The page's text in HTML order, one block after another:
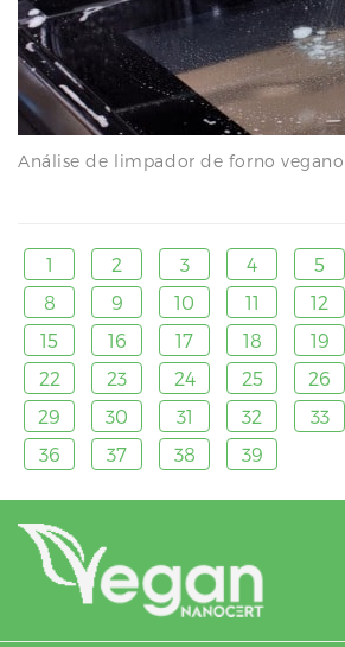
Análise de limpador de forno vegano
1 2 3 4 5
8
9 10 11 12
15
16 17 18 19
22
23 24 25 26
29
30 31 32 33
36
37 38 39